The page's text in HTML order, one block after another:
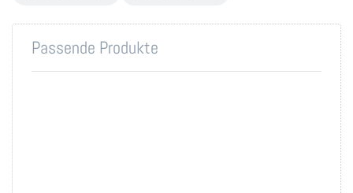
Passende Produkte